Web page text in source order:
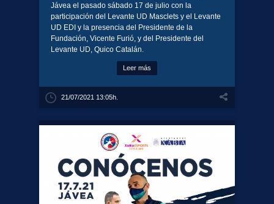
Jávea el pasado sábado 17 de julio con la
participación del Levante UD Masclets y el Levante
UD EDI y la presencia del Presidente de la
Fundación, Vicente Furió, y del Presidente del
Levante UD, Quico Catalán.
Leer más
21/07/2021 13:05h.